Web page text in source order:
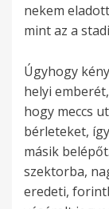
nekem
mint az a
Úgyhogy
helyi
hogy meccs
bérleteket,
másik
szektorba,
eredeti,